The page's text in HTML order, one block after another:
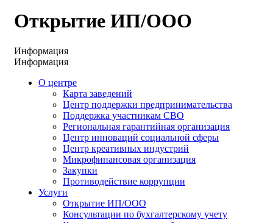
Открытие ИП/ООО
Информация
Информация
О центре
Карта заведений
Центр поддержки предпринимательства
Поддержка участникам СВО
Региональная гарантийная организация
Центр инноваций социальной сферы
Центр креативных индустрий
Микрофинансовая организация
Закупки
Противодействие коррупции
Услуги
Открытие ИП/ООО
Консультации по бухгалтерскому учету